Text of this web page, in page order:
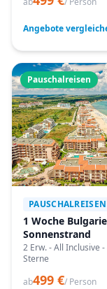
Angebote
Pauschalreisen
PAUSCHALREISEN
1 Woche
Sonnenstrand
2 Erw. - All Inclusive -
Sterne
ab499 €/ Person